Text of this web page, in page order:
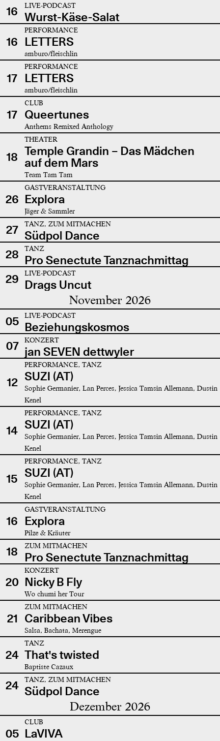
16 LIVE-PODCAST
Wurst-Käse-Salat
16
PERFORMANCE
LETTERS
amburo/fleischlin
17
PERFORMANCE
LETTERS
amburo/fleischlin
17
CLUB
Queertunes
Anthems Remixed Anthology
18
THEATER
Temple Grandin – Das Mädchen
auf dem Mars
Team Tam Tam
26
GASTVERANSTALTUNG
Explora
Jäger & Sammler
27 TANZ, ZUM MITMACHEN
Südpol Dance
28
TANZ
Pro Senectute Tanznachmittag
29
LIVE-PODCAST
Drags Uncut
November 2026
05 LIVE-PODCAST
Beziehungskosmos
07
KONZERT
jan SEVEN dettwyler
12
PERFORMANCE, TANZ
SUZI (AT)
Sophie Germanier, Lan Perces, Jessica Tamsin Allemann, Dustin
Kenel
14
PERFORMANCE, TANZ
SUZI (AT)
Sophie Germanier, Lan Perces, Jessica Tamsin Allemann, Dustin
Kenel
15
PERFORMANCE, TANZ
SUZI (AT)
Sophie Germanier, Lan Perces, Jessica Tamsin Allemann, Dustin
Kenel
16
GASTVERANSTALTUNG
Explora
Pilze & Kräuter
18 ZUM MITMACHEN
Pro Senectute Tanznachmittag
20
KONZERT
Nicky B Fly
Wo chumi her Tour
21
ZUM MITMACHEN
Caribbean Vibes
Salsa, Bachata, Merengue
24
TANZ
That's twisted
Baptiste Cazaux
24 TANZ, ZUM MITMACHEN
Südpol Dance
Dezember 2026
05
CLUB
LaVIVA